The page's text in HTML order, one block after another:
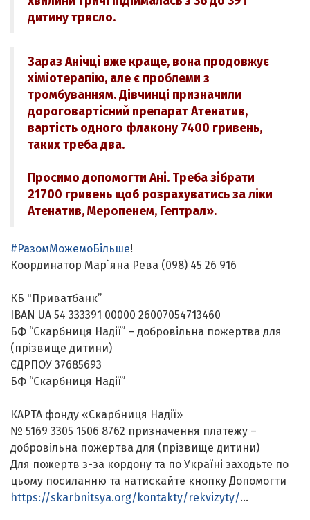
дитину трясло.
Зараз Анічці вже краще, вона продовжує
хіміотерапію, але є проблеми з
тромбуванням. Дівчинці призначили
дороговартісний препарат Атенатив,
вартість одного флакону 7400 гривень,
таких треба два.
Просимо допомогти Ані. Треба зібрати
21700 гривень щоб розрахуватись за ліки
Атенатив, Меропенем, Гептрал».
#РазомМожемоБільше!
Координатор Мар`яна Рева (098) 45 26 916
КБ "Приватбанк”
IBAN UA 54 333391 00000 26007054713460
БФ “Скарбниця Надії” – добровільна пожертва для
(прізвище дитини)
ЄДРПОУ 37685693
БФ “Скарбниця Надії”
КАРТА фонду «Скарбниця Надії»
№ 5169 3305 1506 8762 призначення платежу –
добровільна пожертва для (прізвище дитини)
Для пожертв з-за кордону та по Україні заходьте по
цьому посиланню та натискайте кнопку Допомогти
https://skarbnitsya.org/kontakty/rekvizyty/...